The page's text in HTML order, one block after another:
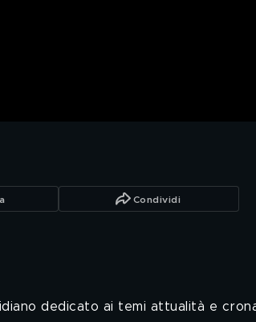
Condividi
dedicato ai temi attualità e